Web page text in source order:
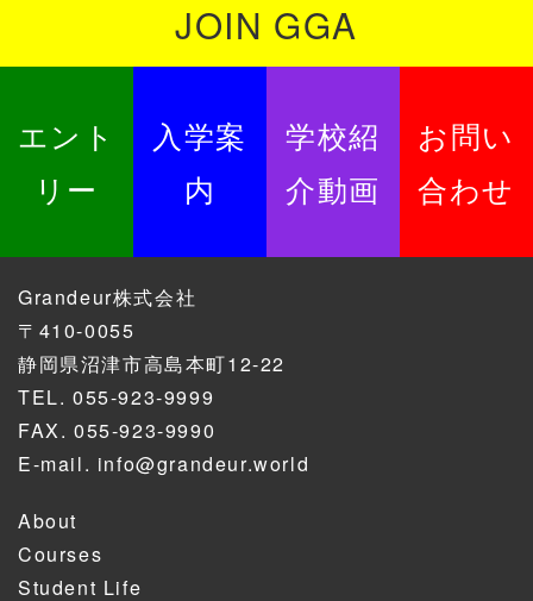
JOIN GGA
エント
リー
入学案
内
学校紹
介動画
お問い
合わせ
Grandeur株式会社
〒410-0055
静岡県沼津市高島本町12-22
TEL. 055-923-9999
FAX. 055-923-9990
E-mail. info@grandeur.world
About
Courses
Student Life